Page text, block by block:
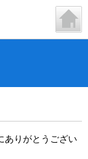
りがとうござい